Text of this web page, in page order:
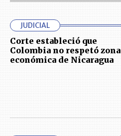
JUDICIAL
Corte estableció que
Colombia no respetó zona
económica de Nicaragua